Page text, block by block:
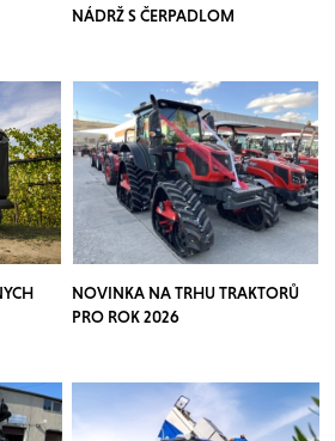
NÁDRŽ S ČERPADLOM
NOVINKA NA TRHU TRAKTORŮ
PRO ROK 2026